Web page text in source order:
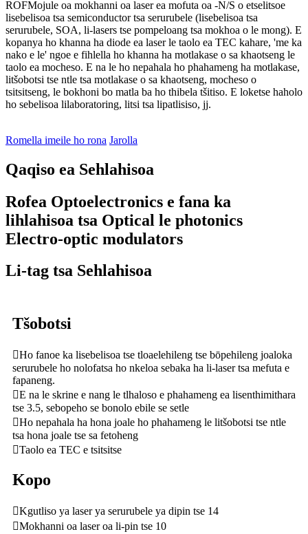
ROFMojule oa mokhanni oa laser ea mofuta oa -N/S o etselitsoe
lisebelisoa tsa semiconductor tsa serurubele (lisebelisoa tsa
serurubele, SOA, li-lasers tse pompeloang tsa mokhoa o le mong). E
kopanya ho khanna ha diode ea laser le taolo ea TEC kahare, 'me ka
nako e le' ngoe e fihlella ho khanna ha motlakase o sa khaotseng le
taolo ea mocheso. E na le ho nepahala ho phahameng ha motlakase,
litšobotsi tse ntle tsa motlakase o sa khaotseng, mocheso o
tsitsitseng, le bokhoni bo matla ba ho thibela tšitiso. E loketse haholo
ho sebelisoa lilaboratoring, litsi tsa lipatlisiso, jj.
Romella imeile ho rona Jarolla
Qaqiso ea Sehlahisoa
Rofea Optoelectronics e fana ka
lihlahisoa tsa Optical le photonics
Electro-optic modulators
Li-tag tsa Sehlahisoa
Tšobotsi
Ho ​​fanoe ka lisebelisoa tse tloaelehileng tse bōpehileng joaloka
serurubele ho nolofatsa ho nkeloa sebaka ha li-laser tsa mefuta e
fapaneng.
E na le skrine e nang le tlhaloso e phahameng ea lisenthimithara
tse 3.5, sebopeho se bonolo ebile se setle
Ho ​​nepahala ha hona joale ho phahameng le litšobotsi tse ntle
tsa hona joale tse sa fetoheng
Taolo ea TEC e tsitsitse
Kopo
Kgutliso ya laser ya serurubele ya dipin tse 14
Mokhanni oa laser oa li-pin tse 10